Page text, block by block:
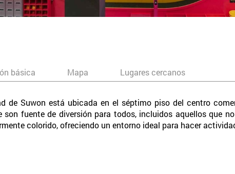
básica Mapa Lugares cercanos
de Suwon está ubicada en el séptimo piso del centro
son fuente de diversión para todos, incluidos aquellos que
colorido, ofreciendo un entorno ideal para hacer